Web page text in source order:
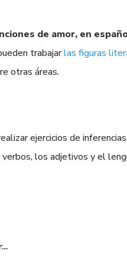
de amor, en e
trabajarlas figuras
otras áreas.
ejercicios de
los adjetivos y el